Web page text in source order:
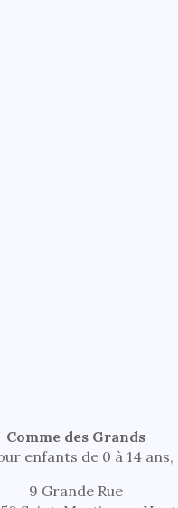
Comme des Grands
enfants de 0 à 14
9 Grande Rue